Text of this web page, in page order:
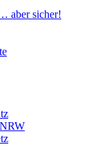
aber sicher!